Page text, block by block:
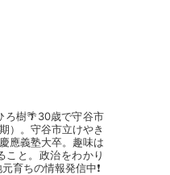
ろ樹🌴30歳で守谷市
）。守谷市立けやき
應義塾大卒。趣味は
こと。政治をわかり
育ちの情報発信中❗